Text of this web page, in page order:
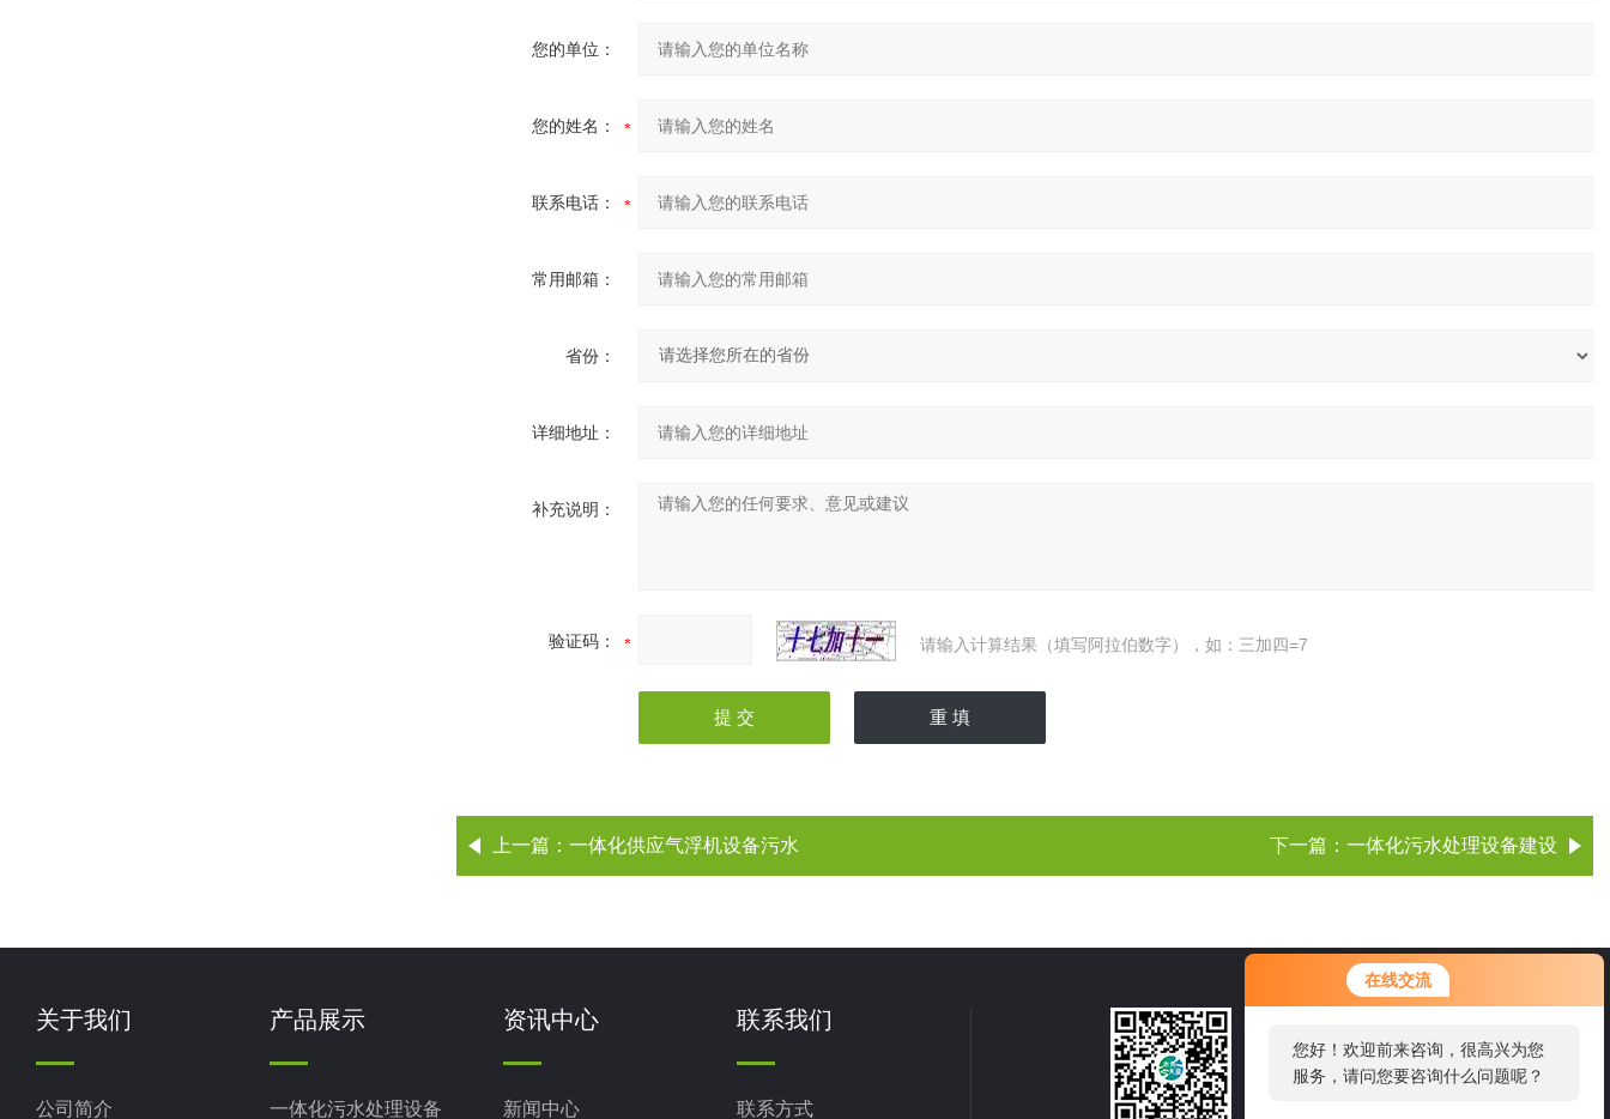
在线交流
您好！欢迎前来咨询，很高兴为您
服务，请问您要咨询什么问题呢？
您的单位：
您的姓名：
联系电话：
常用邮箱：
省份：
详细地址：
补充说明：
验证码： 请输入计算结果（填写阿拉伯数字），如：三加四=7
上一篇： 一体化供应气浮机设备污水 下一篇： 一体化污水处理设备建设
关于我们
公司简介
产品展示
一体化污水处理设备
资讯中心
新闻中心
联系我们
联系方式
15105360218
邮箱：wfbslt@126.com